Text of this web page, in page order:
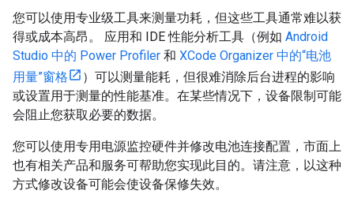
您可以使用专业级工具来测量功耗，但这些工具通常难以获
得或成本高昂。 应用和 IDE 性能分析工具（例如 Android
Studio 中的 Power Profiler 和 XCode Organizer 中的“电池
用量”窗格
）可以测量能耗，但很难消除后台进程的影响
或设置用于测量的性能基准。在某些情况下，设备限制可能
会阻止您获取必要的数据。
您可以使用专用电源监控硬件并修改电池连接配置，市面上
也有相关产品和服务可帮助您实现此目的。请注意，以这种
方式修改设备可能会使设备保修失效。